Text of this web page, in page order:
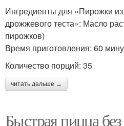
Ингредиенты для «Пирожки из
дрожжевого теста»: Масло
пирожков)
Время приготовления: 60
Количество порций: 35
читать дальше →
Быстрая пицца